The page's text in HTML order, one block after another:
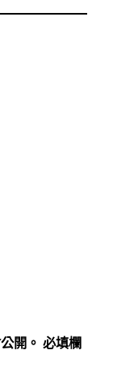
開。 必填欄